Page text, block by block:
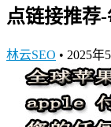
点链接推荐-
林云SEO • 2025年